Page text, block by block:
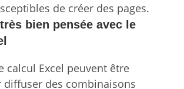
de créer des pages.
bien pensée avec le
calcul Excel peuvent être
diffuser des combinaisons